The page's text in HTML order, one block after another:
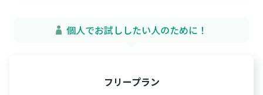
個人でお試ししたい人のために！
フリープラン